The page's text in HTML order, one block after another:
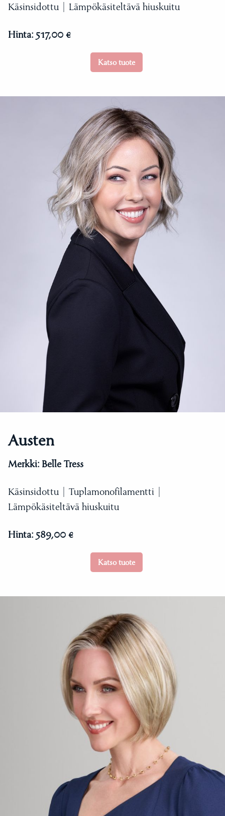
Käsinsidottu | Lämpökäsiteltävä hiuskuitu
Hinta: 517,00 €
Katso tuote
Austen
Merkki: Belle Tress
Käsinsidottu | Tuplamonofilamentti |
Lämpökäsiteltävä hiuskuitu
Hinta: 589,00 €
Katso tuote